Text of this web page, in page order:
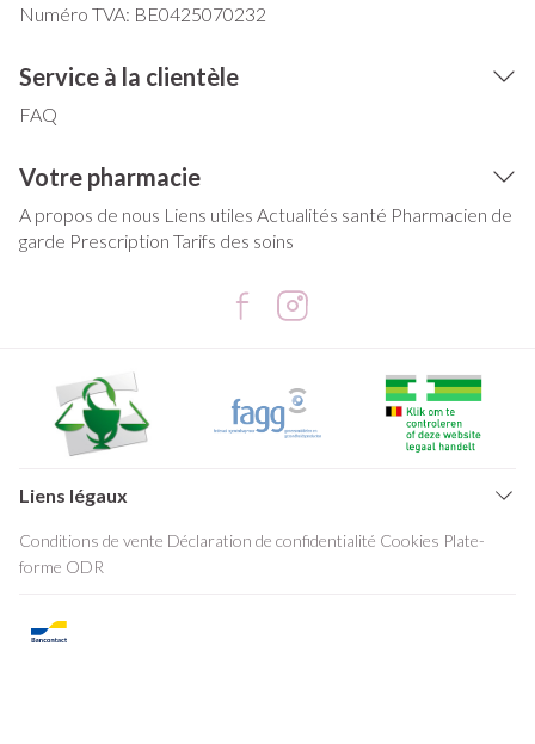
Numéro TVA: BE0425070232
Service à la clientèle
FAQ
Votre pharmacie
A propos de nous Liens utiles Actualités santé Pharmacien de
garde Prescription Tarifs des soins
Liens légaux
Conditions de vente Déclaration de confidentialité Cookies Plate-
forme ODR